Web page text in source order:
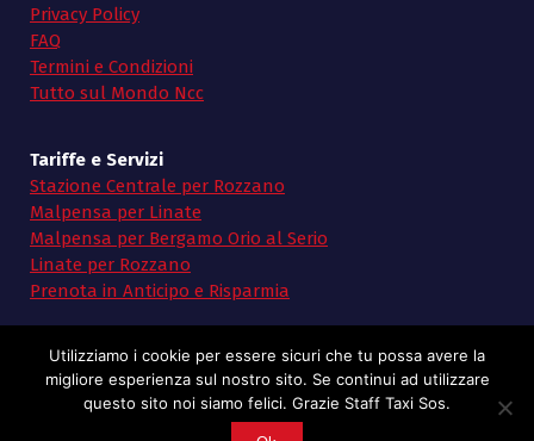
Privacy Policy
FAQ
Termini e Condizioni
Tutto sul Mondo Ncc
Tariffe e Servizi
Stazione Centrale per Rozzano
Malpensa per Linate
Malpensa per Bergamo Orio al Serio
Linate per Rozzano
Prenota in Anticipo e Risparmia
Utilizziamo i cookie per essere sicuri che tu possa avere la
migliore esperienza sul nostro sito. Se continui ad utilizzare
questo sito noi siamo felici. Grazie Staff Taxi Sos.